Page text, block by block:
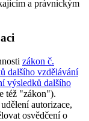
a právnickým
zákon č.
dalšího vzdělávání
výsledků dalšího
též "zákon").
autorizace,
osvědčení o